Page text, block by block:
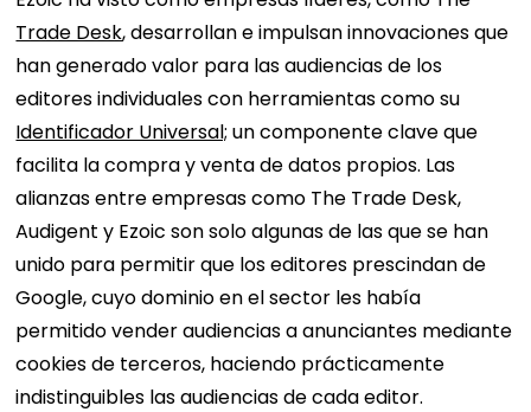
Trade Desk, desarrollan e impulsan innovaciones que
han generado valor para las audiencias de los
editores individuales con herramientas como su
Identificador Universal; un componente clave que
facilita la compra y venta de datos propios. Las
alianzas entre empresas como The Trade Desk,
Audigent y Ezoic son solo algunas de las que se han
unido para permitir que los editores prescindan de
Google, cuyo dominio en el sector les había
permitido vender audiencias a anunciantes mediante
cookies de terceros, haciendo prácticamente
indistinguibles las audiencias de cada editor.